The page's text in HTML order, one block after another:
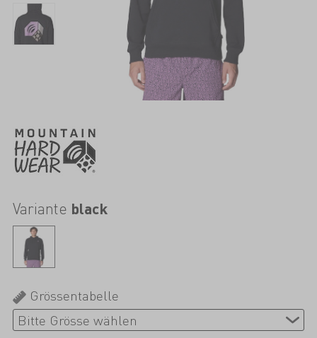
Variante black
Grössentabelle